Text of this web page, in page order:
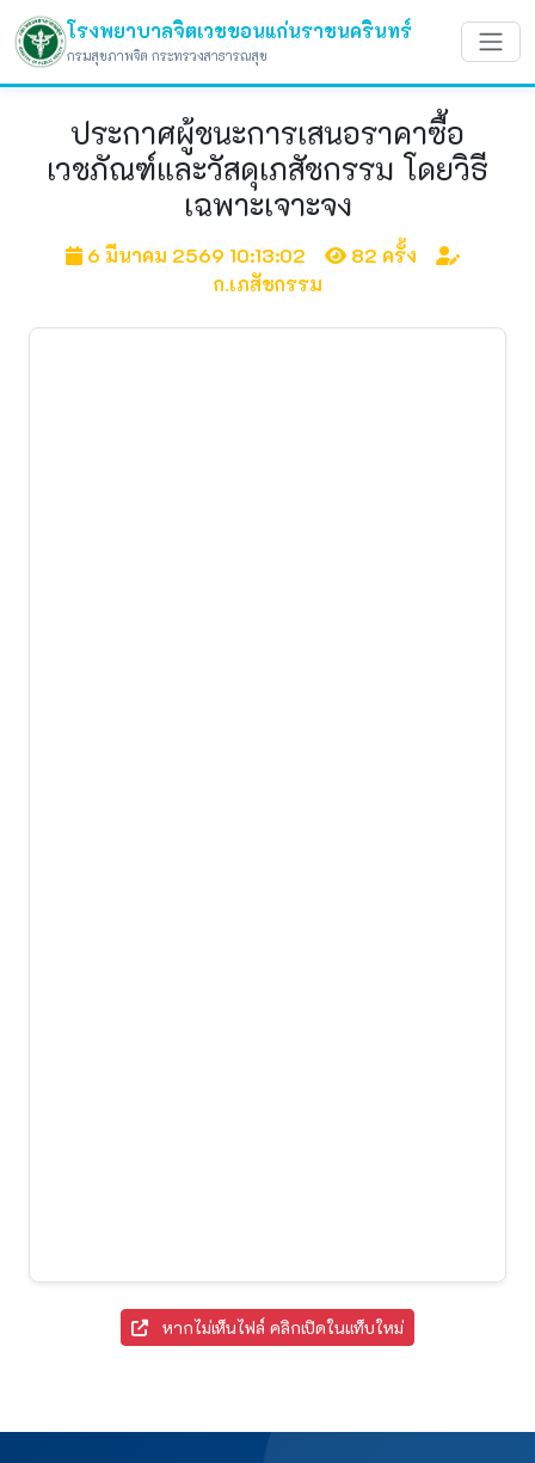
โรงพยาบาลจิตเวชขอนแก่นราชนครินทร์
กรมสุขภาพจิต กระทรวงสาธารณสุข
ประกาศผู้ชนะการเสนอราคาซื้อ
เวชภัณฑ์และวัสดุเภสัชกรรม โดยวิธี
เฉพาะเจาะจง
6 มีนาคม 2569 10:13:02
82 ครั้ง
ก.เภสัชกรรม
หากไม่เห็นไฟล์ คลิกเปิดในแท็บใหม่